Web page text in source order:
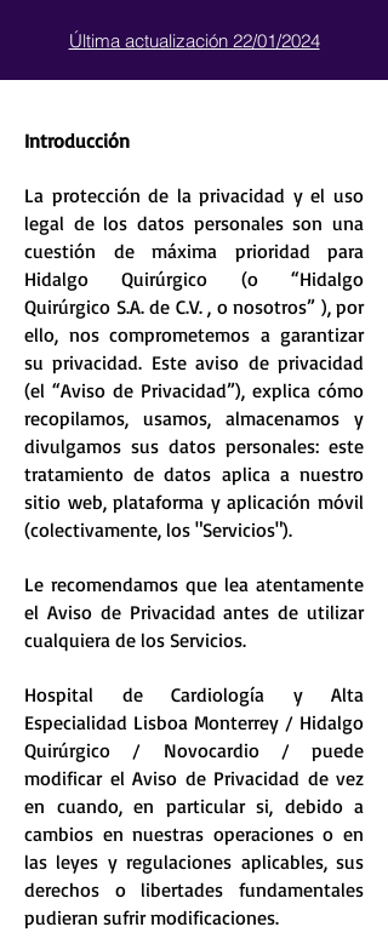
Última actualización 22/01/2024
Introducción
La protección de la privacidad y el uso
legal de los datos personales son una
cuestión de máxima prioridad para
Hidalgo Quirúrgico (o “Hidalgo
Quirúrgico S.A. de C.V. , o nosotros” ), por
ello, nos comprometemos a garantizar
su privacidad. Este aviso de privacidad
(el “Aviso de Privacidad”), explica cómo
recopilamos, usamos, almacenamos y
divulgamos sus datos personales: este
tratamiento de datos aplica a nuestro
sitio web, plataforma y aplicación móvil
(colectivamente, los "Servicios").
Le recomendamos que lea atentamente
el Aviso de Privacidad antes de utilizar
cualquiera de los Servicios.
Hospital de Cardiología y Alta
Especialidad Lisboa Monterrey / Hidalgo
Quirúrgico / Novocardio / puede
modificar el Aviso de Privacidad de vez
en cuando, en particular si, debido a
cambios en nuestras operaciones o en
las leyes y regulaciones aplicables, sus
derechos o libertades fundamentales
pudieran sufrir modificaciones.